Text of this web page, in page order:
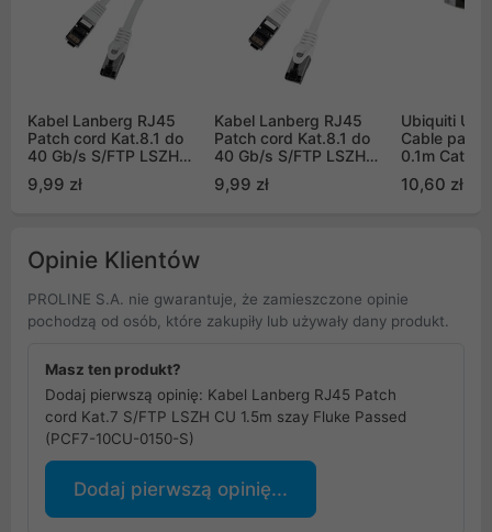
Kabel Lanberg RJ45
Patch cord Kat.8.1 do
40 Gb/s S/FTP LSZH
Passed (PCF8-10CU-
9,99 zł
Kabel Lanberg RJ45
Patch cord Kat.8.1 do
40 Gb/s S/FTP LSZH
Passed
9,99 zł
Ubiquiti
Cable
0.1m Cat6
10,60 zł
Opinie Klientów
PROLINE S.A. nie gwarantuje, że zamieszczone opinie
pochodzą od osób, które zakupiły lub używały dany produkt.
Masz ten produkt?
Dodaj pierwszą opinię: Kabel Lanberg RJ45 Patch
cord Kat.7 S/FTP LSZH CU 1.5m szay Fluke Passed
(PCF7-10CU-0150-S)
Dodaj pierwszą opinię...